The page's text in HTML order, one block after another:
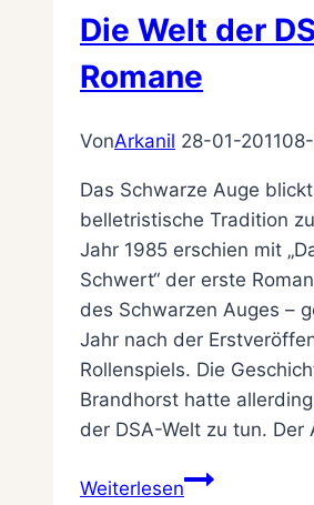
Die Welt der
Romane
VonArkanil 28-01-2011
Das Schwarze Auge
belletristische Tradition
Jahr 1985 erschien mit
Schwert“ der erste
des Schwarzen Auges –
Jahr nach der
Rollenspiels. Die
Brandhorst hatte
der DSA-Welt zu tun.
WeiterlesenDie